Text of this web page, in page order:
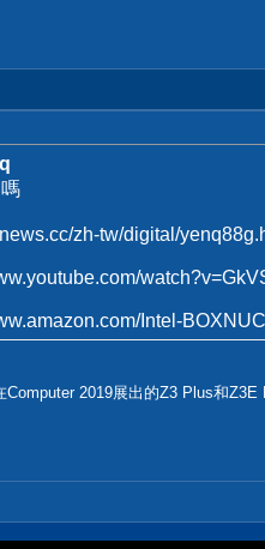
zh-tw/digital/
Intel-
Computer 2019展出的Z3 Plus和Z3E